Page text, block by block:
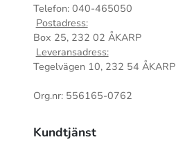
Telefon: 040-465050
Postadress:
Box 25, 232 02 ÅKARP
Leveransadress:
Tegelvägen 10, 232 54 ÅKARP
Org.nr: 556165-0762
Kundtjänst